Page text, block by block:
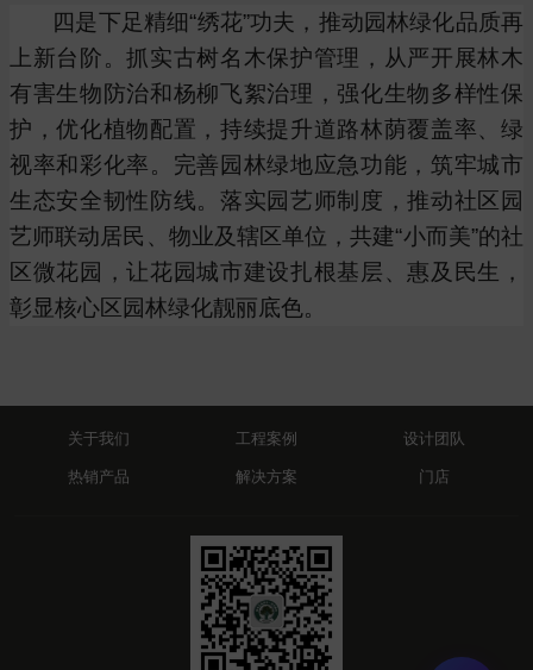
四是下足精细“绣花”功夫，推动园林绿化品质再
上新台阶。抓实古树名木保护管理，从严开展林木
有害生物防治和杨柳飞絮治理，强化生物多样性保
护，优化植物配置，持续提升道路林荫覆盖率、绿
视率和彩化率。完善园林绿地应急功能，筑牢城市
生态安全韧性防线。落实园艺师制度，推动社区园
艺师联动居民、物业及辖区单位，共建“小而美”的社
区微花园，让花园城市建设扎根基层、惠及民生，
彰显核心区园林绿化靓丽底色。
关于我们 工程案例 设计团队
热销产品 解决方案 门店